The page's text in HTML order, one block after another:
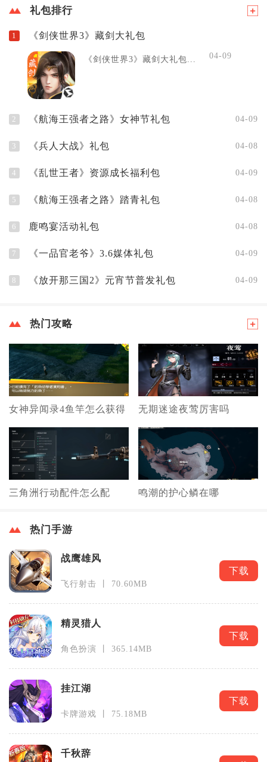
礼包排行
1 《剑侠世界3》藏剑大礼包
《剑侠世界3》藏剑大礼包... 04-09
2 《航海王强者之路》女神节礼包 04-09
3 《兵人大战》礼包 04-08
4 《乱世王者》资源成长福利包 04-09
5 《航海王强者之路》踏青礼包 04-08
6 鹿鸣宴活动礼包 04-08
7 《一品官老爷》3.6媒体礼包 04-09
8 《放开那三国2》元宵节普发礼包 04-09
热门攻略
女神异闻录4鱼竿怎么获得 无期迷途夜莺厉害吗
三角洲行动配件怎么配 鸣潮的护心鳞在哪
热门手游
战鹰雄风
飞行射击 丨 70.60MB
下载
精灵猎人
角色扮演 丨 365.14MB
下载
挂江湖
卡牌游戏 丨 75.18MB
下载
千秋辞